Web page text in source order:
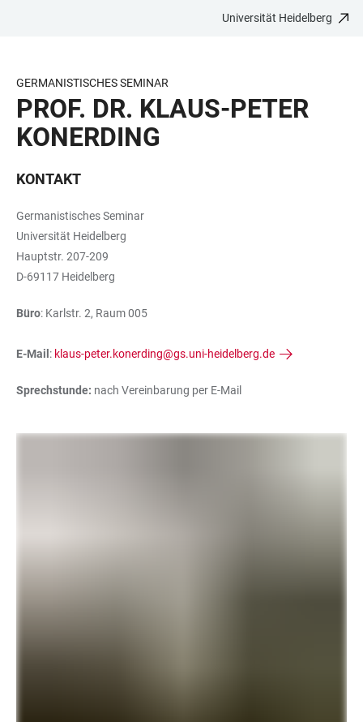
BARRIEREFREIHEIT
Universität Heidelberg
GERMANISTISCHES SEMINAR
PROF. DR. KLAUS-PETER
KONERDING
KONTAKT
Germanistisches Seminar
Universität Heidelberg
Hauptstr. 207-209
D-69117 Heidelberg
Büro: Karlstr. 2, Raum 005
E-Mail : klaus-peter.konerding@gs.uni-heidelberg.de
Sprechstunde: nach Vereinbarung per E-Mail